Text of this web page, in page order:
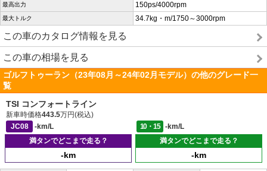
最高出力 150ps/4000rpm
最大トルク 34.7kg・m/1750～3000rpm
この車のカタログ情報を見る
この車の相場を見る
ゴルフトゥーラン（23年08月～24年02月モデル）の他のグレード一
覧
TSI コンフォートライン
新車時価格443.5万円(税込)
JC08
-km/L 10・15
-km/L
満タンでどこまで走る？
-km
満タンでどこまで走る？
-km